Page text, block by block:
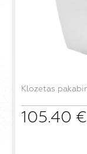
Klozetas
105.40 €